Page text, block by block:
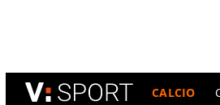
CALCIO